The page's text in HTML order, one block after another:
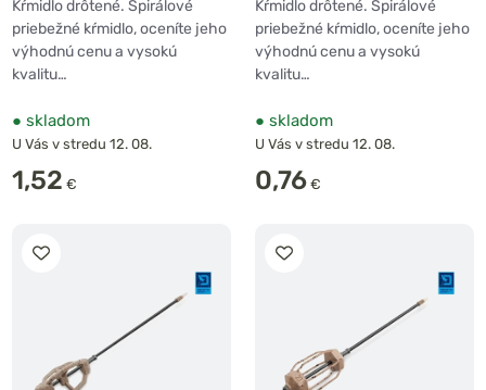
Kŕmidlo drôtené. Špirálové
priebežné kŕmidlo, oceníte jeho
výhodnú cenu a vysokú
kvalitu…
● skladom
U Vás v stredu 12. 08.
1,52 €
Kŕmidlo drôtené. Špirálové
priebežné kŕmidlo, oceníte jeho
výhodnú cenu a vysokú
kvalitu…
● skladom
U Vás v stredu 12. 08.
0,76 €